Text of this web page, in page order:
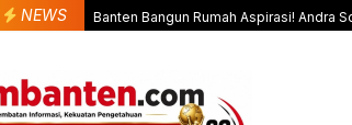
NEWS Banten Bangun Rumah Aspirasi! Andra